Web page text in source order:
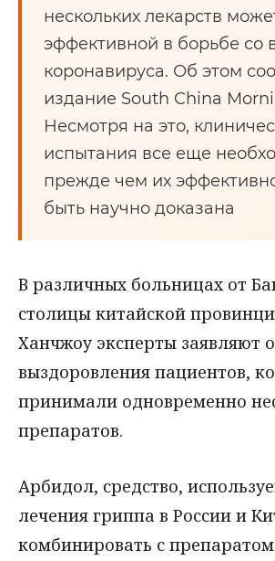
нескольких лекарств
эффективной в борьбе со
коронавируса. Об этом
издание South China
Несмотря на это,
испытания все еще
прежде чем их
быть научно доказана
В различных больницах от
столицы китайской
Ханчжоу эксперты заявляют
выздоровления пациентов,
принимали одновременно
препаратов.
Арбидол, средство,
лечения гриппа в России и
комбинировать с